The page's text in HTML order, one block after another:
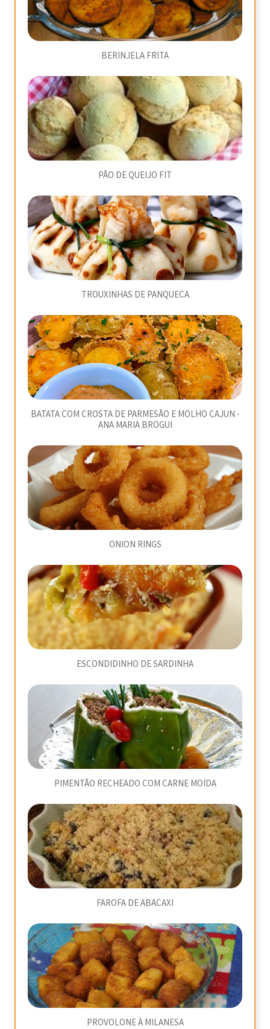
BERINJELA FRITA
PÃO DE QUEIJO FIT
TROUXINHAS DE PANQUECA
BATATA COM CROSTA DE PARMESÃO E MOLHO CAJUN -
ANA MARIA BROGUI
ONION RINGS
ESCONDIDINHO DE SARDINHA
PIMENTÃO RECHEADO COM CARNE MOÍDA
FAROFA DE ABACAXI
PROVOLONE À MILANESA